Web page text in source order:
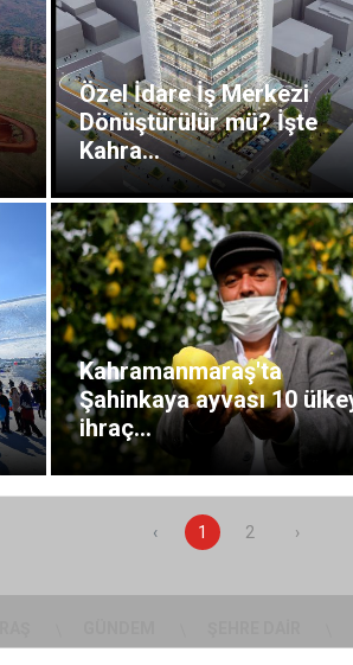
Özel İdare İş Merkezi
Dönüştürülür mü? İşte
Kahra...
Kahramanmaraş'ta
Şahinkaya ayvası 10
ihraç...
‹ 1 2 ›